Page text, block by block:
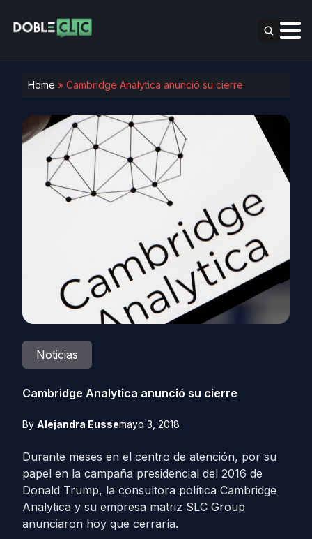
Home » Cambridge Analytica anunció su cierre
Noticias
Cambridge Analytica anunció su cierre
By Alejandra Eussemayo 3, 2018
Durante meses en el centro de atención, por su
papel en la campaña presidencial del 2016 de
Donald Trump, la consultora política Cambridge
Analytica y su empresa matriz SLC Group
anunciaron hoy que cerraría.